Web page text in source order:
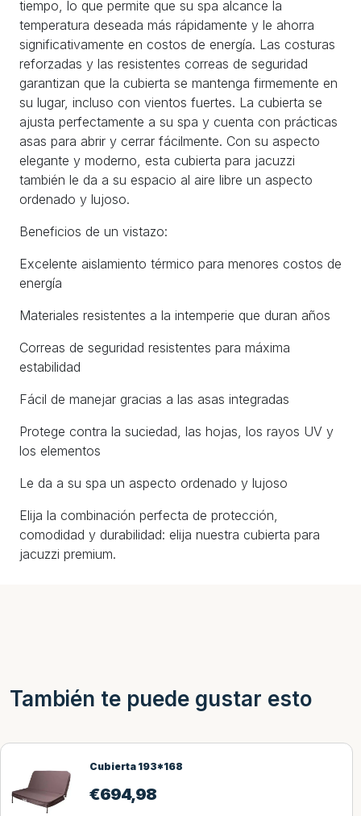
tiempo, lo que permite que su spa alcance la
temperatura deseada más rápidamente y le ahorra
significativamente en costos de energía. Las costuras
reforzadas y las resistentes correas de seguridad
garantizan que la cubierta se mantenga firmemente en
su lugar, incluso con vientos fuertes. La cubierta se
ajusta perfectamente a su spa y cuenta con prácticas
asas para abrir y cerrar fácilmente. Con su aspecto
elegante y moderno, esta cubierta para jacuzzi
también le da a su espacio al aire libre un aspecto
ordenado y lujoso.
Beneficios de un vistazo:
Excelente aislamiento térmico para menores costos de
energía
Materiales resistentes a la intemperie que duran años
Correas de seguridad resistentes para máxima
estabilidad
Fácil de manejar gracias a las asas integradas
Protege contra la suciedad, las hojas, los rayos UV y
los elementos
Le da a su spa un aspecto ordenado y lujoso
Elija la combinación perfecta de protección,
comodidad y durabilidad: elija nuestra cubierta para
jacuzzi premium.
También te puede gustar esto
Cubierta 193*168
€694,98